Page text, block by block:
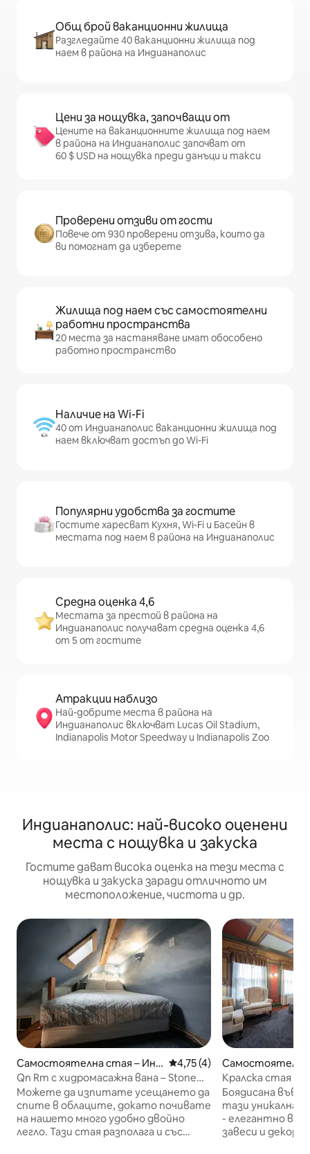
Общ брой ваканционни жилища
Разгледайте 40 ваканционни жилища под
наем в района на Индианаполис
Цени за нощувка, започващи от
Цените на ваканционните жилища под наем
в района на Индианаполис започват от
60 $ USD на нощувка преди данъци и такси
Проверени отзиви от гости
Повече от 930 проверени отзива, които да
ви помогнат да изберете
Жилища под наем със самостоятелни
работни пространства
20 места за настаняване имат обособено
работно пространство
Наличие на Wi-Fi
40 от Индианаполис ваканционни жилища под
наем включват достъп до Wi-Fi
Популярни удобства за гостите
Гостите харесват Кухня, Wi-Fi и Басейн в
местата под наем в района на Индианаполис
Средна оценка 4,6
Местата за престой в района на
Индианаполис получават средна оценка 4,6
от 5 от гостите
Атракции наблизо
Най-добрите места в района на
Индианаполис включват Lucas Oil Stadium,
Indianapolis Motor Speedway и Indianapolis Zoo
Индианаполис: най-високо оценени
места с нощувка и закуска
Гостите дават висока оценка на тези места с
нощувка и закуска заради отличното им
местоположение, чистота и др.
Самостоятелна стая – Инд
ианополис
Средна оценка: 4,75 от 5,
4,75 (4)
Qn Rm с хидромасажна вана – Stone
Soup Inn (SE Loft)
Можете да изпитате усещането да
спите в облаците, докато почивате
на нашето много удобно двойно
легло. Тази стая разполага и със
Самостоятелна
ианополис
Кралска стая
Stone Soup Inn
Боядисана във
тази уникална
- елегантно
завеси и